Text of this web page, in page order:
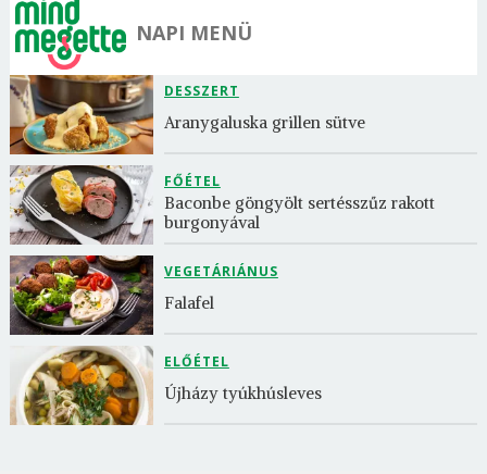
NAPI MENÜ
DESSZERT
Aranygaluska grillen sütve
FŐÉTEL
Baconbe göngyölt sertésszűz rakott
burgonyával
VEGETÁRIÁNUS
Falafel
ELŐÉTEL
Újházy tyúkhúsleves